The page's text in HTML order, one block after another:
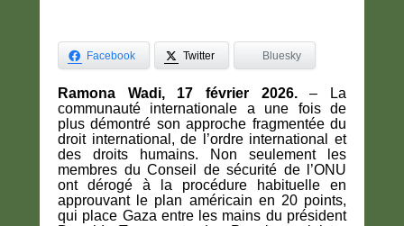
Facebook Twitter Bluesky
Ramona Wadi, 17 février 2026.– La
communauté internationale a une fois de
plus démontré son approche fragmentée du
droit international, de l’ordre international et
des droits humains. Non seulement les
membres du Conseil de sécurité de l’ONU
ont dérogé à la procédure habituelle en
approuvant le plan américain en 20 points,
qui place Gaza entre les mains du président